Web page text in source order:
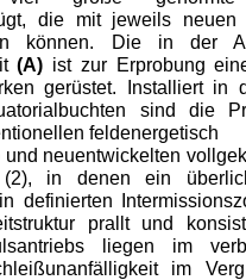
die mit jeweils neuen
können. Die in der
(A) ist zur Erpro­bung
gerüstet. Instal­liert in
sind die
feldenergetisch
neuentwickelten
(2), in denen ein
definierten
prallt und
liegen im
im